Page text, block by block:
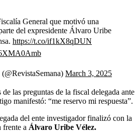
General que motivó una
del expresidente Álvaro Uribe
https://t.co/if1kX8qDUN
March 3, 2025
las preguntas de la fiscal delegada ante
manifestó: “me reservo mi respuesta”.
del ente investigador finalizó con la
frente a Álvaro Uribe Vélez.